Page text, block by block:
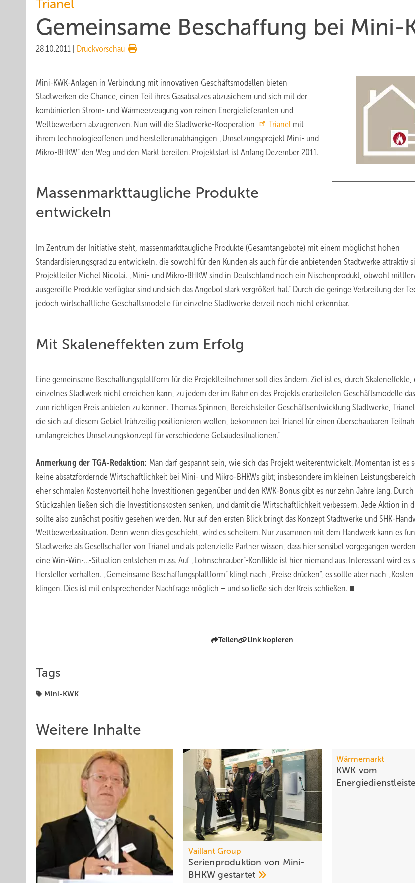
Trianel
Gemeinsame Beschaffung bei Mini-
28.10.2011 Druckvorschau
Mini-KWK-Anlagen in Verbindung mit innovativen Geschäftsmodellen bieten
Stadtwerken die Chance, einen Teil ihres Gasabsatzes abzusichern und sich mit der
kombinierten Strom- und Wärmeerzeugung von reinen Energielieferanten und
Wettbewerbern abzugrenzen. Nun will die Stadtwerke-Kooperation
Trianel mit
ihrem technologieoffenen und herstellerunabhängigen „Umsetzungsprojekt Mini- und
Mikro-BHKW“ den Weg und den Markt bereiten. Projektstart ist Anfang Dezember 2011.
Massenmarkttaugliche Produkte
entwickeln
Im Zentrum der Initiative steht, massenmarkttaugliche Produkte (Gesamtangebote) mit einem möglichst hohen
Standardisierungsgrad zu entwickeln, die sowohl für den Kunden als auch für die anbietenden Stadtwerke attraktiv
Projektleiter Michel Nicolai. „Mini- und Mikro-BHKW sind in Deutschland noch ein Nischenprodukt, obwohl
ausgereifte Produkte verfügbar sind und sich das Angebot stark vergrößert hat.“ Durch die geringe Verbreitung der
jedoch wirtschaftliche Geschäftsmodelle für einzelne Stadtwerke derzeit noch nicht erkennbar.
Mit Skaleneffekten zum Erfolg
Eine gemeinsame Beschaffungsplattform für die Projektteilnehmer soll dies ändern. Ziel ist es, durch Skaleneffekte,
einzelnes Stadtwerk nicht erreichen kann, zu jedem der im Rahmen des Projekts erarbeiteten Geschäftsmodelle
zum richtigen Preis anbieten zu können. Thomas Spinnen, Bereichsleiter Geschäftsentwicklung Stadtwerke,
die sich auf diesem Gebiet frühzeitig positionieren wollen, bekommen bei Trianel für einen überschaubaren
umfangreiches Umsetzungskonzept für verschiedene Gebäudesituationen.“
Anmerkung der TGA-Redaktion: Man darf gespannt sein, wie sich das Projekt weiterentwickelt. Momentan ist es
keine absatzfördernde Wirtschaftlichkeit bei Mini- und Mikro-BHKWs gibt; insbesondere im kleinen
eher schmalen Kostenvorteil hohe Investitionen gegenüber und den KWK-Bonus gibt es nur zehn Jahre lang.
Stückzahlen ließen sich die Investitionskosten senken, und damit die Wirtschaftlichkeit verbessern. Jede Aktion in
sollte also zunächst positiv gesehen werden. Nur auf den ersten Blick bringt das Konzept Stadtwerke und SHK-
Wettbewerbssituation. Denn wenn dies geschieht, wird es scheitern. Nur zusammen mit dem Handwerk kann es
Stadtwerke als Gesellschafter von Trianel und als potenzielle Partner wissen, dass hier sensibel vorgegangen
eine Win-Win-…-Situation entstehen muss. Auf „Lohnschrauber“-Konflikte ist hier niemand aus. Interessant wird es
Hersteller verhalten. „Gemeinsame Beschaffungsplattform“ klingt nach „Preise drücken“, es sollte aber nach „Kosten
klingen. Dies ist mit entsprechender Nachfrage möglich – und so ließe sich der Kreis schließen. ■
Teilen Link kopieren
Tags
Mini-KWK
Weitere Inhalte
Vaillant Group
Serienproduktion von Mini-
BHKWgestartet
Wärmemarkt
KWK vom